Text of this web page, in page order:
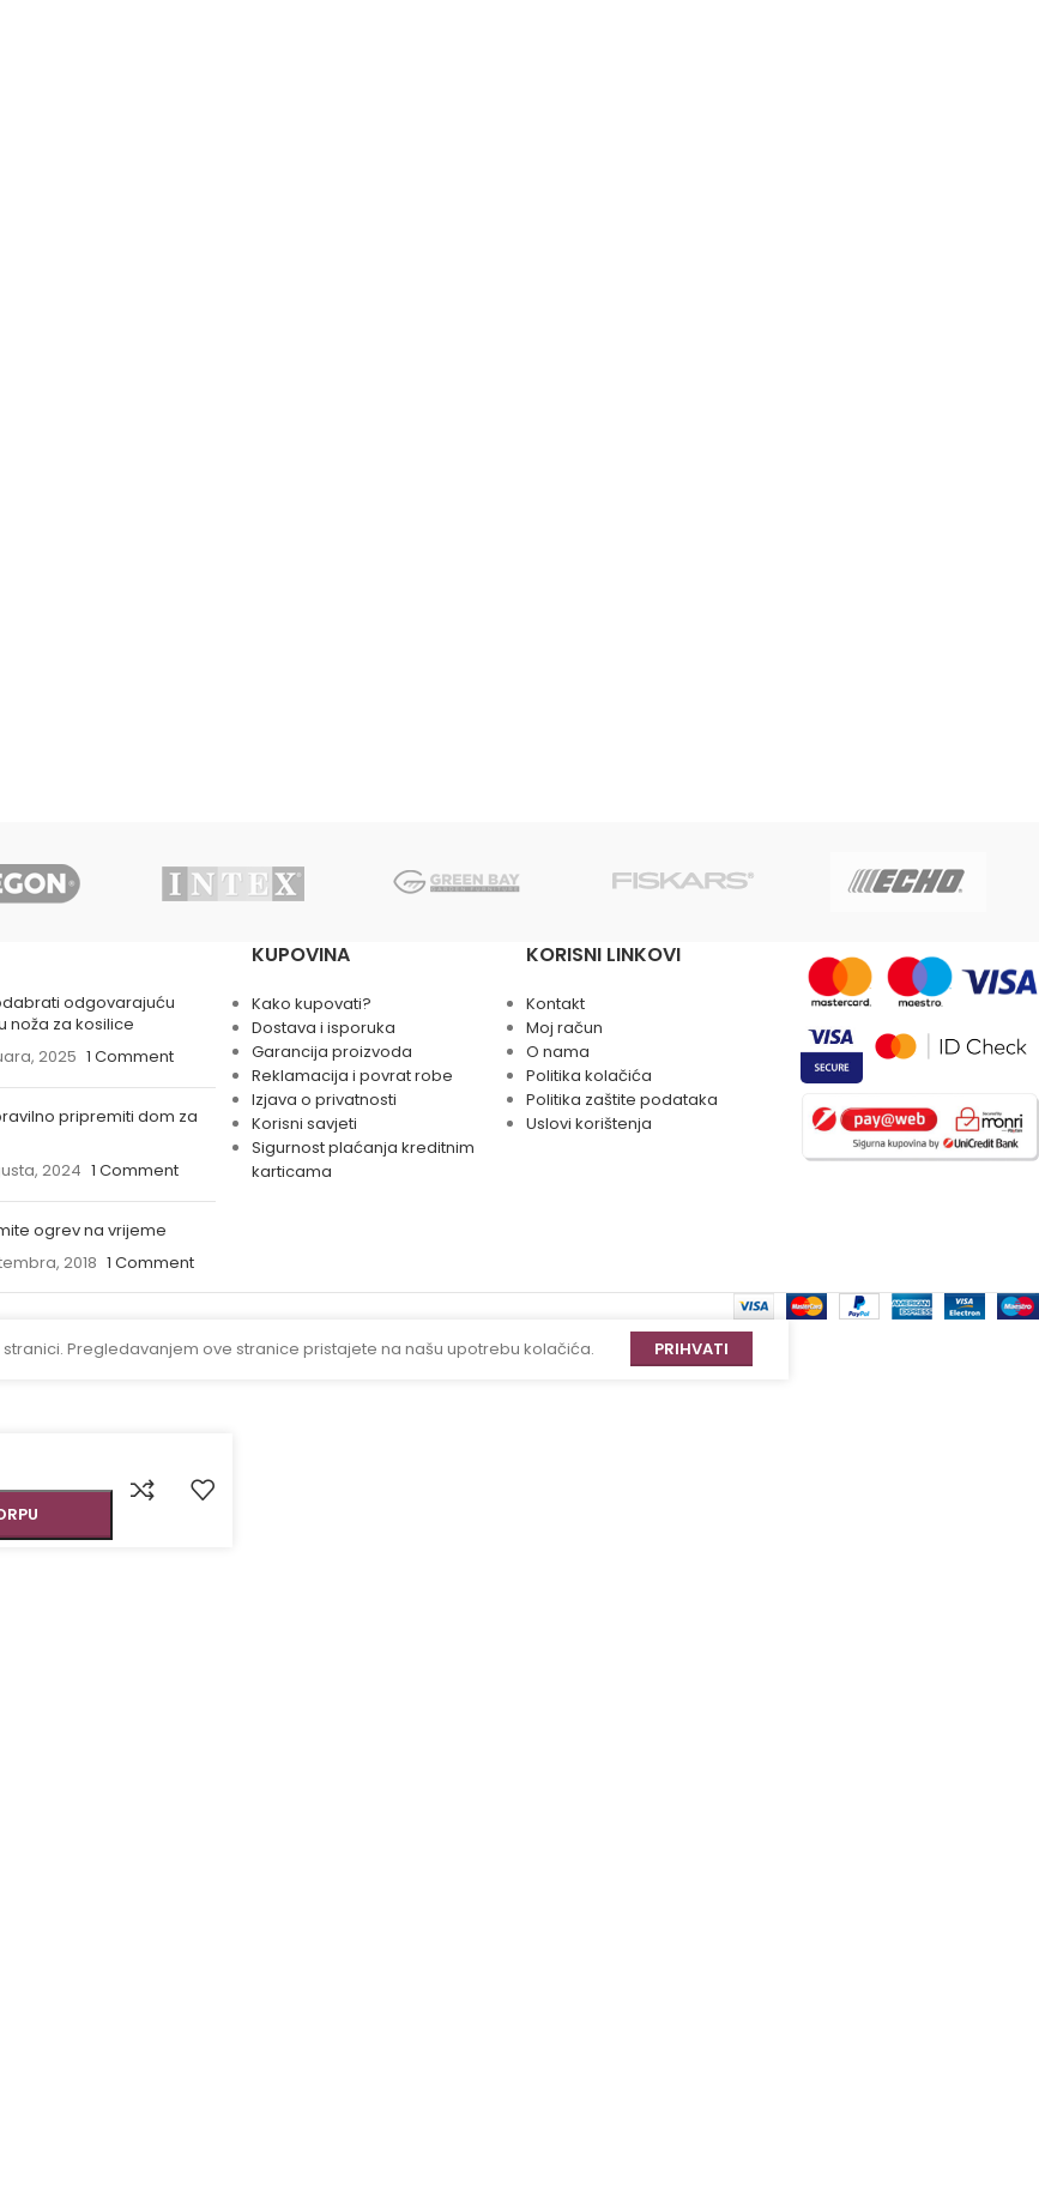
odgovarajuću
noža za kosilice
2025 1 Comment
pripremiti dom za
2024 1 Comment
ogrev na vrijeme
2018 1 Comment
KUPOVINA
Kako kupovati?
Dostava i isporuka
Garancija proizvoda
Reklamacija i povrat robe
Izjava o privatnosti
Korisni savjeti
Sigurnost plaćanja kreditnim
karticama
KORISNI LINKOVI
Kontakt
Moj račun
O nama
Politika kolačića
Politika zaštite podataka
Uslovi korištenja
Pregledavanjem ove stranice pristajete na našu upotrebu kolačića.
PRIHVATI